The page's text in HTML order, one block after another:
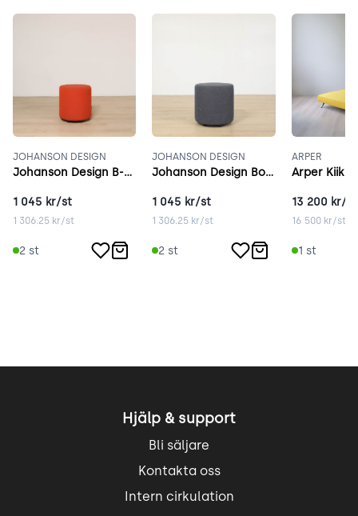
JOHANSON DESIGN
Johanson Design B-Bitz Bongo Röd
1 045 kr/st
1 306.25 kr/st
2 st
JOHANSON DESIGN
Johanson Design Bongo grå
1 045 kr/st
1 306.25 kr/st
2 st
ARPER
Arper Kiik
13 200 kr/st
16 500kr/st
1 st
Hjälp & support
Bli säljare
Kontakta oss
Intern cirkulation